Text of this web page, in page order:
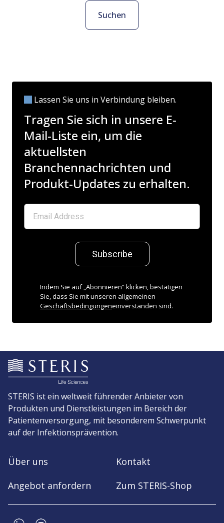
Suchen
Lassen Sie uns in Verbindung bleiben.
Tragen Sie sich in unsere E-
Mail-Liste ein, um die
aktuellsten
Branchennachrichten und
Produkt-Updates zu erhalten.
Subscribe
Indem Sie auf „Abonnieren“ klicken, bestätigen
Sie, dass Sie mit unseren allgemeinen
Geschäftsbedingungeneinverstanden sind.
STERIS ist ein weltweit führender Anbieter von
Produkten und Dienstleistungen im Bereich der
Patientenversorgung, mit besonderem Schwerpunkt
auf der Infektionsprävention.
Über uns
Kontakt
Angebot anfordern
Zum STERIS-Shop